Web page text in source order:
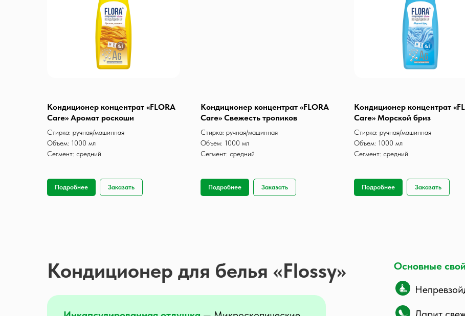
Кондиционер концентрат «FLORA
Care» Аромат роскоши
Стирка: ручная/машинная
Объем: 1000 мл
Сегмент: средний
Подробнее Заказать
Кондиционер концентрат «FLORA
Care» Свежесть тропиков
Стирка: ручная/машинная
Объем: 1000 мл
Сегмент: средний
Подробнее Заказать
Кондиционер концентрат
Care» Морской бриз
Стирка: ручная/машинная
Объем: 1000 мл
Сегмент: средний
Подробнее Заказать
Кондиционер для белья «Flossy» Основные